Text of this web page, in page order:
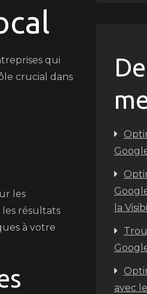
qui
crucial dans
les
résultats
à votre
la
avec